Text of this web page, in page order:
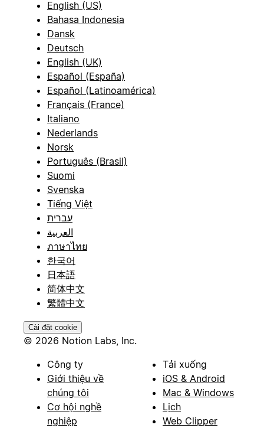
English (US)
Bahasa Indonesia
Dansk
Deutsch
English (UK)
Español (España)
Español (Latinoamérica)
Français (France)
Italiano
Nederlands
Norsk
Português (Brasil)
Suomi
Svenska
Tiếng Việt
עברית
العربية
ภาษาไทย
한국어
日本語
简体中文
繁體中文
Cài đặt cookie
© 2026 Notion Labs, Inc.
Công ty
Giới thiệu về
chúng tôi
Cơ hội nghề
nghiệp
Tải xuống
iOS & Android
Mac & Windows
Lịch
Web Clipper